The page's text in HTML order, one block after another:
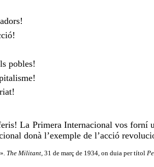
pobles!
La Primera Internacional vos forní
donà l’exemple de l’acció
. The Militant, 31 de març de 1934, on duia per títol